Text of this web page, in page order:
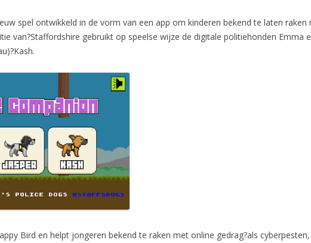
spel ontwikkeld in de vorm van een app om kinderen bekend te laten
van?Staffordshire gebruikt op speelse wijze de digitale politiehonden Emma
Bird en helpt jongeren bekend te raken met online gedrag?als